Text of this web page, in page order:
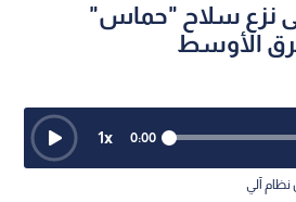
نزع سلاح "حماس"
الأوسط
0:00
1x
آلي